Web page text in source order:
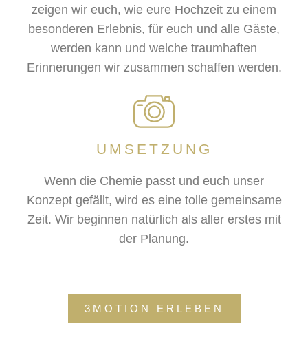
zeigen wir euch, wie eure Hochzeit zu einem
besonderen Erlebnis, für euch und alle Gäste,
werden kann und welche traumhaften
Erinnerungen wir zusammen schaffen werden.
UMSETZUNG
Wenn die Chemie passt und euch unser
Konzept gefällt, wird es eine tolle gemeinsame
Zeit. Wir beginnen natürlich als aller erstes mit
der Planung.
3MOTION ERLEBEN